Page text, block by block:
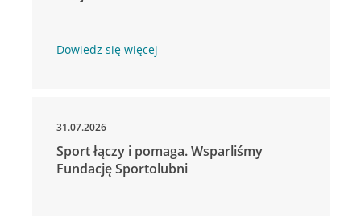
Dowiedz się więcej
31.07.2026
Sport łączy i pomaga. Wsparliśmy
Fundację Sportolubni